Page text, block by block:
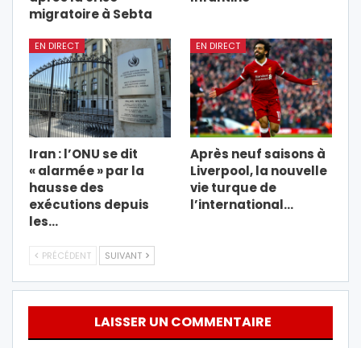
migratoire à Sebta
EN DIRECT
Iran : l’ONU se dit
« alarmée » par la
hausse des
exécutions depuis
les…
EN DIRECT
Après neuf saisons à
Liverpool, la nouvelle
vie turque de
l’international…
PRÉCÉDENT SUIVANT
LAISSER UN COMMENTAIRE